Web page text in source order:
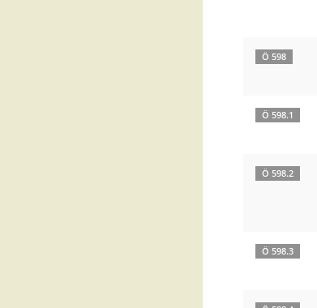
Ö 598
Ö 598.1
Ö 598.2
Ö 598.3